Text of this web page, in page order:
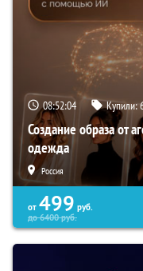
08:52:03 Купили:
Создание образа от
одежда
Россия
от 499 руб.
до6400руб.